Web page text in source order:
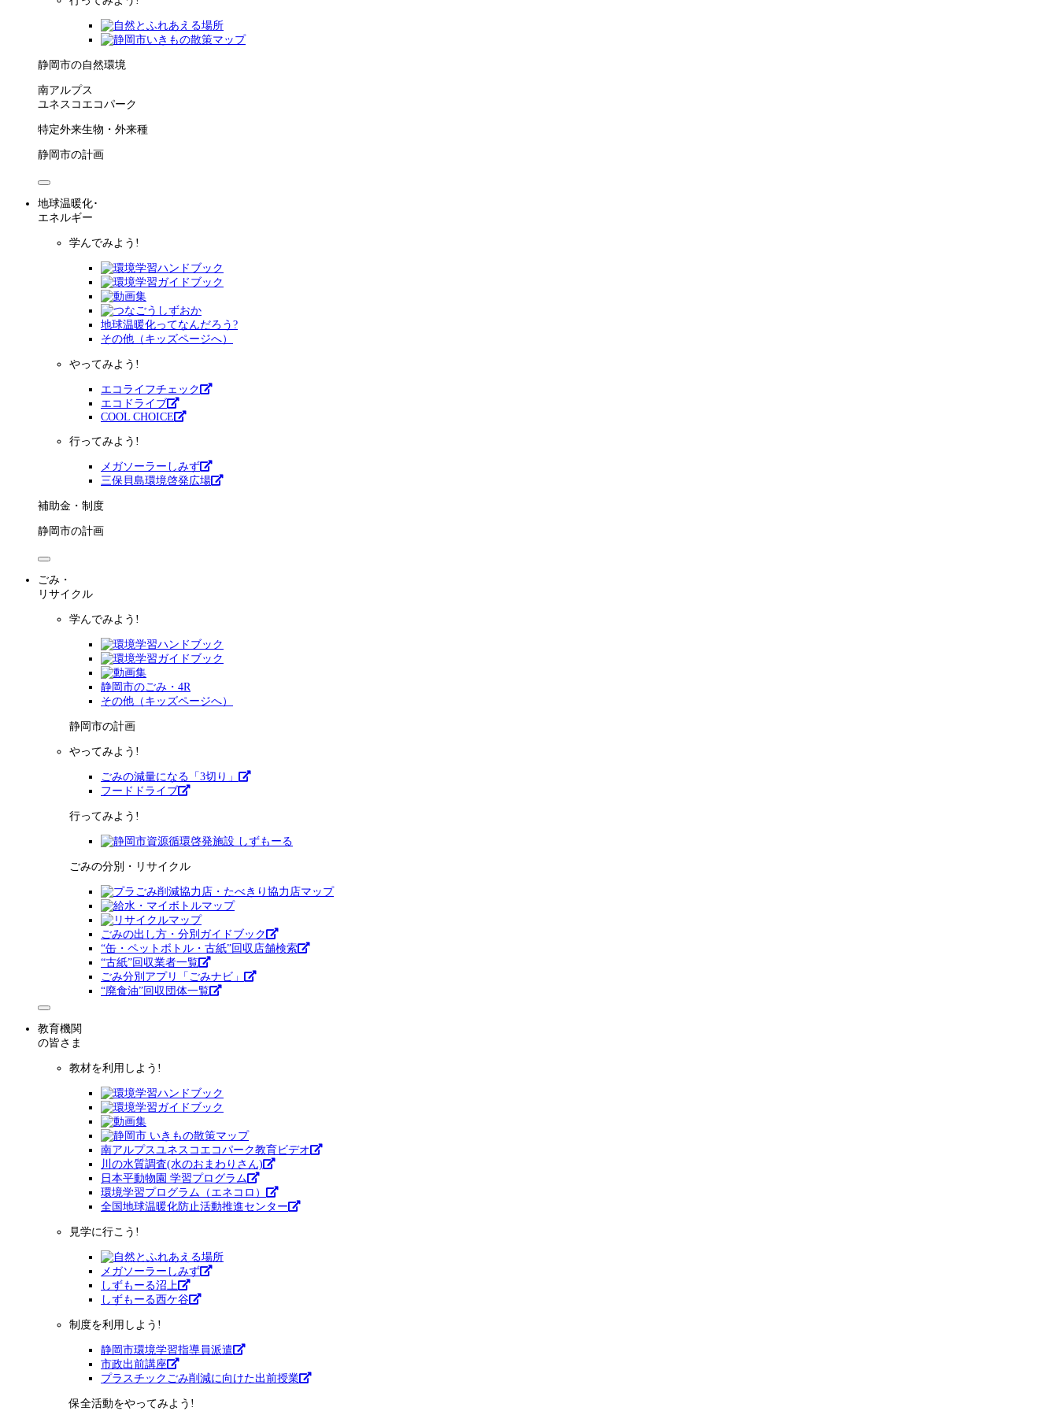
静岡市の自然環境
南アルプス
ユネスコエコパーク
特定外来生物・外来種
静岡市の計画
地球温暖化･
エネルギー
学んでみよう!
地球温暖化ってなんだろう?
その他（キッズページへ）
やってみよう!
エコライフチェック
エコドライブ
COOL CHOICE
行ってみよう!
メガソーラーしみず
三保貝島環境啓発広場
補助金・制度
静岡市の計画
ごみ・
リサイクル
学んでみよう!
静岡市のごみ・4R
その他（キッズページへ）
静岡市の計画
やってみよう!
ごみの減量になる「3切り」
フードドライブ
行ってみよう!
ごみの分別・リサイクル
ごみの出し方・分別ガイドブック
“缶・ペットボトル・古紙”回収店舗検索
“古紙”回収業者一覧
ごみ分別アプリ「ごみナビ」
“廃食油”回収団体一覧
教育機関
の皆さま
教材を利用しよう!
南アルプスユネスコエコパーク教育ビデオ
川の水質調査(水のおまわりさん)
日本平動物園 学習プログラム
環境学習プログラム（エネコロ）
全国地球温暖化防止活動推進センター
見学に行こう!
メガソーラーしみず
しずもーる沼上
しずもーる⻄ケ谷
制度を利用しよう!
静岡市環境学習指導員派遣
市政出前講座
プラスチックごみ削減に向けた出前授業
保全活動をやってみよう!